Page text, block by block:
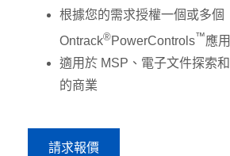
根據您的需求授權一個或多個
Ontrack®PowerControls™應
適用於 MSP、電子文件探索
的商業
請求報價